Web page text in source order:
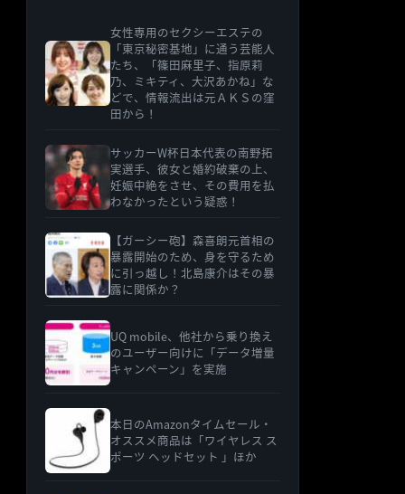
女性専用のセクシーエステの
「東京秘密基地」に通う芸能人
たち、「篠田麻里子、指原莉
乃、ミキティ、大沢あかね」な
どで、情報流出は元ＡＫＳの窪
田から！
サッカーW杯日本代表の南野拓
実選手、彼女と婚約破棄の上、
妊娠中絶をさせ、その費用を払
わなかったという疑惑！
【ガーシー砲】森喜朗元首相の
暴露開始のため、身を守るため
に引っ越し！北島康介はその暴
露に関係か？
UQ mobile、他社から乗り換え
のユーザー向けに「データ増量
キャンペーン」を実施
本日のAmazonタイムセール・
オススメ商品は「ワイヤレス ス
ポーツ ヘッドセット 」ほか